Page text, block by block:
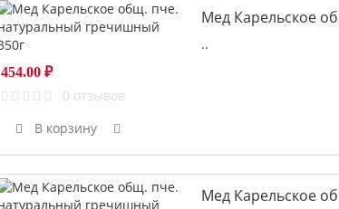
Мед Карельское
..
454.00 ₽
0 отзывов
В корзину
Мед Карельское